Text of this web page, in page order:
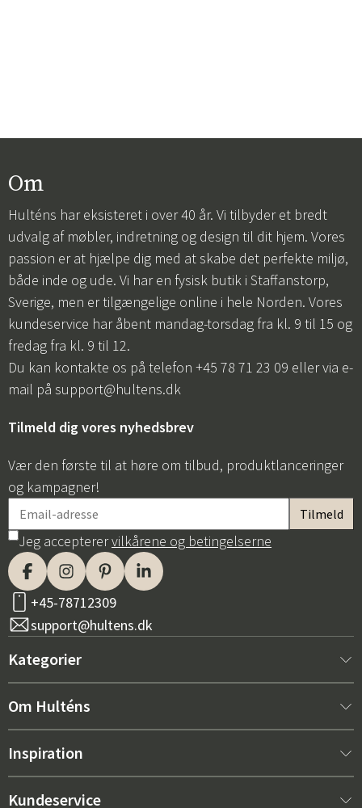
Om
Hulténs har eksisteret i over 40 år. Vi tilbyder et bredt
udvalg af møbler, indretning og design til dit hjem. Vores
passion er at hjælpe dig med at skabe det perfekte miljø,
både inde og ude. Vi har en fysisk butik i Staffanstorp,
Sverige, men er tilgængelige online i hele Norden. Vores
kundeservice har åbent mandag-torsdag fra kl. 9 til 15 og
fredag fra kl. 9 til 12.
Du kan kontakte os på telefon +45 78 71 23 09 eller via e-
mail på support@hultens.dk
Tilmeld dig vores nyhedsbrev
Vær den første til at høre om tilbud, produktlanceringer
og kampagner!
Jeg accepterervilkårene og betingelserne
+45-78712309
support@hultens.dk
Kategorier
Nyt hos os
Indretning
Om Hulténs
Om Hulténs
Inspiration
Bestsellere
Kundeservice